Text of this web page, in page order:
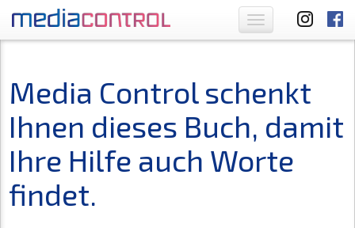
Toggle
navigation
Media Control schenkt
Ihnen dieses Buch, damit
Ihre Hilfe auch Worte
findet.